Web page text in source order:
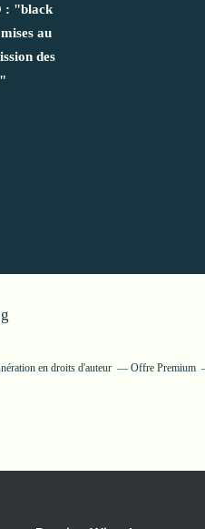
: "black
au
des
en droits d'auteur Offre Premium